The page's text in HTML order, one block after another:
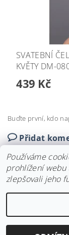
SVATEBNÍ
KVĚTY DM-
439 Kč
Buďte první, kdo
Přidat
Svatební
Používáme
prohlížení webu
zlepšovali jeho